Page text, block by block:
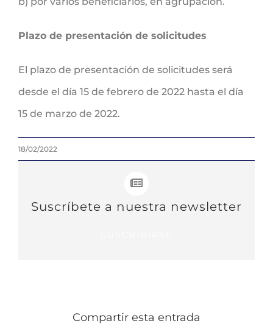
Plazo de presentación de solicitudes
El plazo de presentación de solicitudes será
desde el día 15 de febrero de 2022 hasta el día
15 de marzo de 2022.
18/02/2022
Suscríbete a nuestra newsletter
Compartir esta entrada